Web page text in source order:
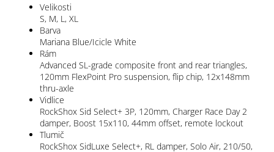
Velikosti
S, M, L, XL
Barva
Mariana Blue/Icicle White
Rám
Advanced SL-grade composite front and rear triangles,
120mm FlexPoint Pro suspension, flip chip, 12x148mm
thru-axle
Vidlice
RockShox Sid Select+ 3P, 120mm, Charger Race Day 2
damper, Boost 15x110, 44mm offset, remote lockout
Tlumič
RockShox SidLuxe Select+, RL damper, Solo Air, 210/50,